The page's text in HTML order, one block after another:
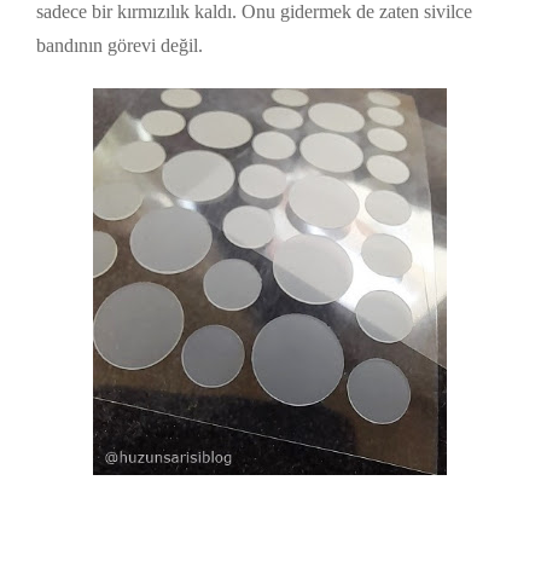
sadece bir kırmızılık kaldı. Onu gidermek de zaten sivilce
bandının görevi değil.